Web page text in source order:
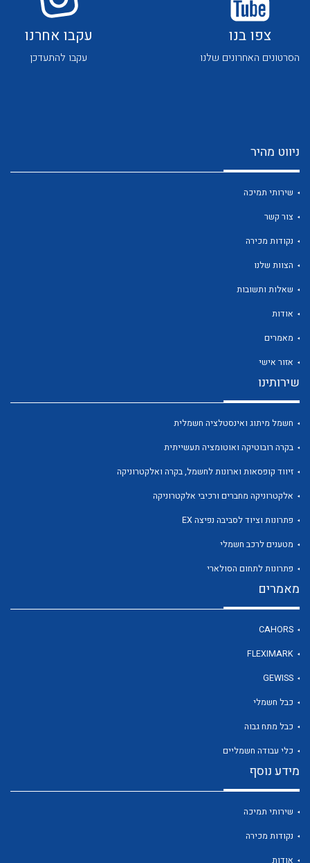
לכל מוצרי היצרן לכל מוצרי היצרן
לכל מוצרי היצרן
לכל מוצרי היצרן
צפו בנו
הסרטונים האחרונים שלנו
עקבו אחרנו
עקבו להתעדכן
ניווט מהיר
שירותי תמיכה
צור קשר
נקודות מכירה
הצוות שלנו
שאלות ותשובות
אודות
מאמרים
אזור אישי
שירותינו
חשמל מיתוג ואינסטלציה חשמלית
בקרה רובוטיקה ואוטומציה תעשייתית
זיווד קופסאות וארונות לחשמל, בקרה ואלקטרוניקה
אלקטרוניקה מחברים ורכיבי אלקטרוניקה
פתרונות וציוד לסביבה נפיצה EX
מטענים לרכב חשמלי
פתרונות לתחום הסולארי
מאמרים
CAHORS
FLEXIMARK
GEWISS
כבל חשמלי
כבל מתח גבוה
כלי עבודה חשמליים
מידע נוסף
שירותי תמיכה
נקודות מכירה
אודות